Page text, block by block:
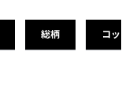
総柄 コット